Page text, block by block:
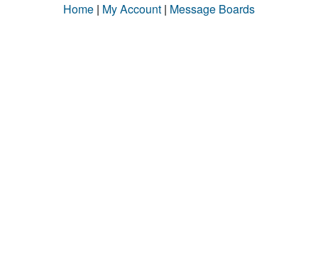
Home | My Account | Message Boards